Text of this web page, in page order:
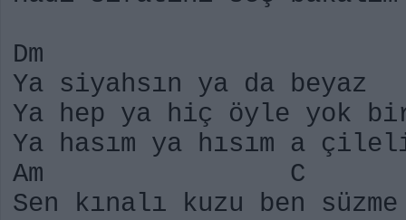
Dm
Ya siyahsın ya da beyaz
Ya hep ya hiç öyle yok
Ya hasım ya hısım a
Am C
Sen kınalı kuzu ben